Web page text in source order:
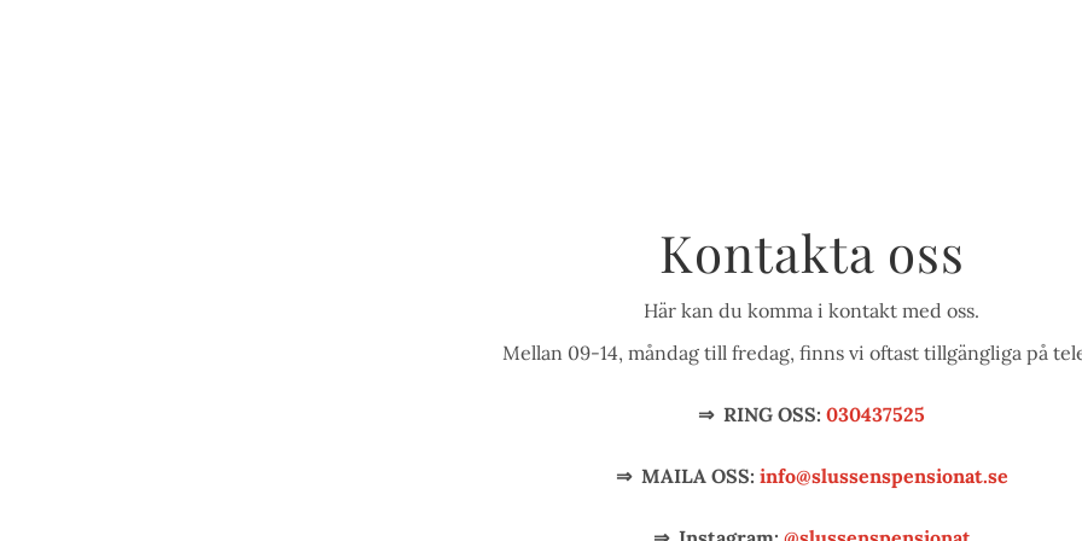
Kontakta oss
Här kan du komma i kontakt med oss.
Mellan 09-14, måndag till fredag, finns vi oftast tillgängliga på
⇒ RING OSS: 030437525
⇒ MAILA OSS: info@slussenspensionat.se